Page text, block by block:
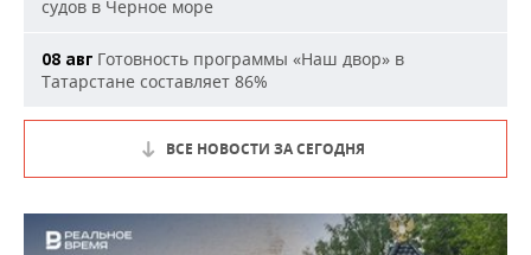
судов в Черное море
08 авг Готовность программы «Наш двор» в
Татарстане составляет 86%
ВСЕ НОВОСТИ ЗА СЕГОДНЯ